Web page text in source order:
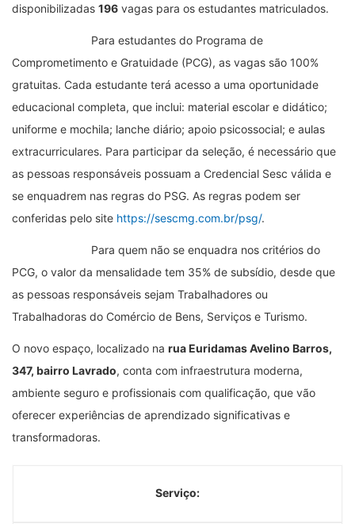
disponibilizadas 196 vagas para os estudantes matriculados.
Para estudantes do Programa de
Comprometimento e Gratuidade (PCG), as vagas são 100%
gratuitas. Cada estudante terá acesso a uma oportunidade
educacional completa, que inclui: material escolar e didático;
uniforme e mochila; lanche diário; apoio psicossocial; e aulas
extracurriculares. Para participar da seleção, é necessário que
as pessoas responsáveis possuam a Credencial Sesc válida e
se enquadrem nas regras do PSG. As regras podem ser
conferidas pelo site https://sescmg.com.br/psg/.
Para quem não se enquadra nos critérios do
PCG, o valor da mensalidade tem 35% de subsídio, desde que
as pessoas responsáveis sejam Trabalhadores ou
Trabalhadoras do Comércio de Bens, Serviços e Turismo.
O novo espaço, localizado na rua Euridamas Avelino Barros,
347, bairro Lavrado, conta com infraestrutura moderna,
ambiente seguro e profissionais com qualificação, que vão
oferecer experiências de aprendizado significativas e
transformadoras.
Serviço: